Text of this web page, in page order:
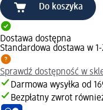
Do koszyka
Dostawa dostępna
Standardowa dostawa w
Sprawdź dostępność w
Darmowa wysyłka od
Bezpłatny zwrot